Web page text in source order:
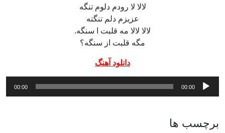
لالا لا رودم دلوم تنگه
عزیزم دلم تنگته
لالا لالا مه قلبت ا سنگه.
مگه قلبت از سنگه؟
دانلود آهنگ
پخش‌کننده
صوت
00:00
00:00
برچسب ها